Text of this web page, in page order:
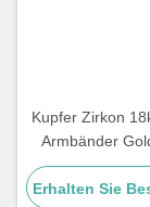
Kupfer Zirkon
Armbänder
Diamant
Erhalten Sie